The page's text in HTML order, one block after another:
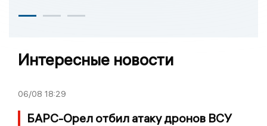
Интересные новости
06/08 18:29
БАРС-Орел отбил атаку дронов ВСУ